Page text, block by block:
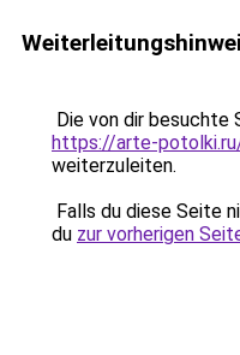
Die von dir besuchte
https://arte-
weiterzuleiten.
Falls du diese Seite
du zur vorherigen